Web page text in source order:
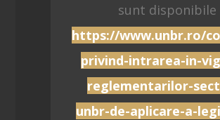
sunt disponibile
https://www.unbr.ro/
privind-intrarea-in-
reglementarilor-
unbr-de-aplicare-a-